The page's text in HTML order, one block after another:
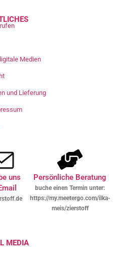
Medien
und Lieferung
uns
Persönliche Beratung
buche einen Termin unter:
https://my.meetergo.com/ilka-
meis/zierstoff
MEDIA